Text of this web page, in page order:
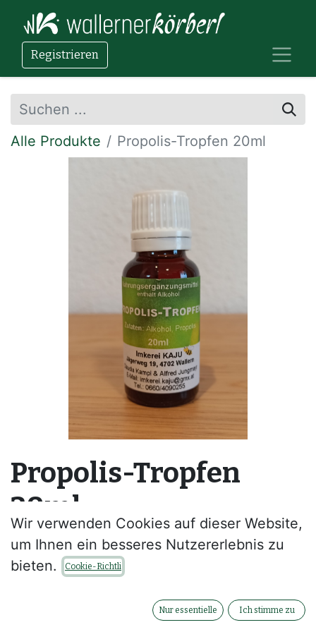
Registrieren
Alle Produkte Propolis-Tropfen 20ml
Propolis-Tropfen
20ml
Propolis-Tropfen 20ml
Nahrungsergänzungsmittel enthält Alkohol
Zutaten: Alkohol, Propolis
Einnahmeempfehlung:
Wir verwenden Cookies auf dieser Website,
um Ihnen ein besseres Nutzererlebnis zu
bieten.
Cookie-Richtli
Nur essentielle Ich stimme zu